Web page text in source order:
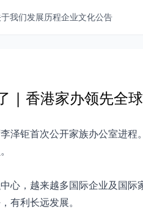
我们发展历程企业文化公告
| 香港家办领先全球
泽钜首次公开家族办公室进
心，越来越多国际企业及国
有利长远发展。